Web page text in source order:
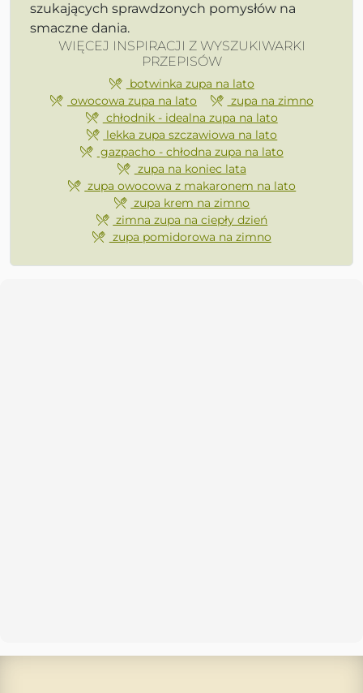
szukających sprawdzonych pomysłów na
smaczne dania.
WIĘCEJ INSPIRACJI Z WYSZUKIWARKI
PRZEPISÓW
botwinka zupa na lato
owocowa zupa na lato
zupa na zimno
chłodnik - idealna zupa na lato
lekka zupa szczawiowa na lato
gazpacho - chłodna zupa na lato
zupa na koniec lata
zupa owocowa z makaronem na lato
zupa krem na zimno
zimna zupa na ciepły dzień
zupa pomidorowa na zimno